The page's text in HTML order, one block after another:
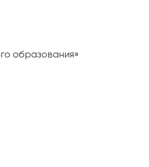
эстрады, педагог по вокалу.
образования»